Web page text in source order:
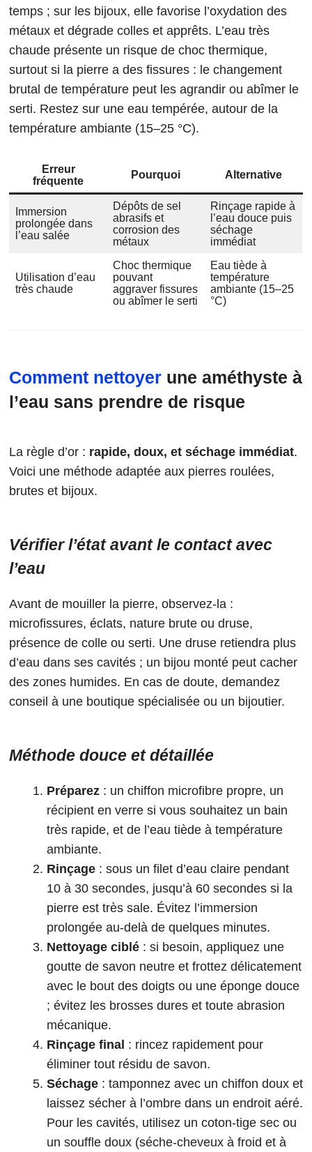
temps ; sur les bijoux, elle favorise l’oxydation des
métaux et dégrade colles et apprêts. L’eau très
chaude présente un risque de choc thermique,
surtout si la pierre a des fissures : le changement
brutal de température peut les agrandir ou abîmer le
serti. Restez sur une eau tempérée, autour de la
température ambiante (15–25 °C).
Erreur
fréquente
Pourquoi Alternative
Immersion
prolongée dans
l’eau salée
Dépôts de sel
abrasifs et
corrosion des
métaux
Rinçage rapide à
l’eau douce puis
séchage
immédiat
Utilisation d’eau
très chaude
Choc thermique
pouvant
aggraver fissures
ou abîmer le serti
Eau tiède à
température
ambiante (15–25
°C)
Comment nettoyer une améthyste à
l’eau sans prendre de risque
La règle d’or : rapide, doux, et séchage immédiat.
Voici une méthode adaptée aux pierres roulées,
brutes et bijoux.
Vérifier l’état avant le contact avec
l’eau
Avant de mouiller la pierre, observez-la :
microfissures, éclats, nature brute ou druse,
présence de colle ou serti. Une druse retiendra plus
d’eau dans ses cavités ; un bijou monté peut cacher
des zones humides. En cas de doute, demandez
conseil à une boutique spécialisée ou un bijoutier.
Méthode douce et détaillée
Préparez : un chiffon microfibre propre, un
récipient en verre si vous souhaitez un bain
très rapide, et de l’eau tiède à température
ambiante.
Rinçage : sous un filet d’eau claire pendant
10 à 30 secondes, jusqu’à 60 secondes si la
pierre est très sale. Évitez l’immersion
prolongée au-delà de quelques minutes.
Nettoyage ciblé : si besoin, appliquez une
goutte de savon neutre et frottez délicatement
avec le bout des doigts ou une éponge douce
; évitez les brosses dures et toute abrasion
mécanique.
Rinçage final : rincez rapidement pour
éliminer tout résidu de savon.
Séchage : tamponnez avec un chiffon doux et
laissez sécher à l’ombre dans un endroit aéré.
Pour les cavités, utilisez un coton-tige sec ou
un souffle doux (séche-cheveux à froid et à